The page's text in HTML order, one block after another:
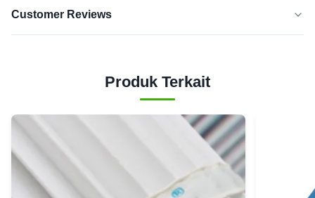
Customer Reviews
BINTANG
4
Bintang
Produk Terkait